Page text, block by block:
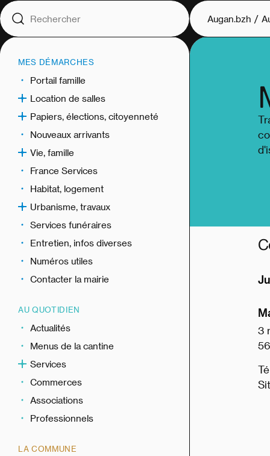
MES DÉMARCHES
Portail famille
Location de salles
Papiers, élections, citoyenneté
Nouveaux arrivants
Vie, famille
France Services
Habitat, logement
Urbanisme, travaux
Services funéraires
Entretien, infos diverses
Numéros utiles
Contacter la mairie
AU QUOTIDIEN
Actualités
Menus de la cantine
Services
Commerces
Associations
Professionnels
LA COMMUNE
Augan.bzh
3